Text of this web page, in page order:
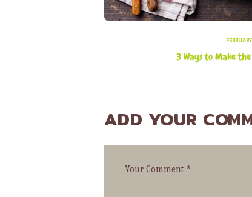
3 Ways to Make
ADD YOUR